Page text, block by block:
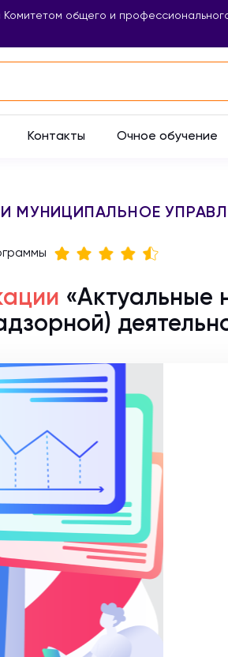
общего и
Контакты Очное обучение
МУНИЦИПАЛЬНОЕ
«Актуальные